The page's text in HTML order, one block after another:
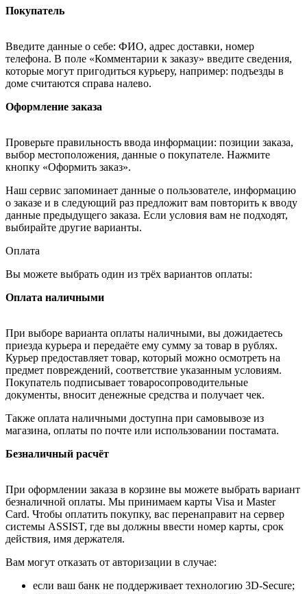
Покупатель
Введите данные о себе: ФИО, адрес доставки, номер
телефона. В поле «Комментарии к заказу» введите сведения,
которые могут пригодиться курьеру, например: подъезды в
доме считаются справа налево.
Оформление заказа
Проверьте правильность ввода информации: позиции заказа,
выбор местоположения, данные о покупателе. Нажмите
кнопку «Оформить заказ».
Наш сервис запоминает данные о пользователе, информацию
о заказе и в следующий раз предложит вам повторить к вводу
данные предыдущего заказа. Если условия вам не подходят,
выбирайте другие варианты.
Оплата
Вы можете выбрать один из трёх вариантов оплаты:
Оплата наличными
При выборе варианта оплаты наличными, вы дожидаетесь
приезда курьера и передаёте ему сумму за товар в рублях.
Курьер предоставляет товар, который можно осмотреть на
предмет повреждений, соответствие указанным условиям.
Покупатель подписывает товаросопроводительные
документы, вносит денежные средства и получает чек.
Также оплата наличными доступна при самовывозе из
магазина, оплаты по почте или использовании постамата.
Безналичный расчёт
При оформлении заказа в корзине вы можете выбрать вариант
безналичной оплаты. Мы принимаем карты Visa и Master
Card. Чтобы оплатить покупку, вас перенаправит на сервер
системы ASSIST, где вы должны ввести номер карты, срок
действия, имя держателя.
Вам могут отказать от авторизации в случае:
если ваш банк не поддерживает технологию 3D-Secure;